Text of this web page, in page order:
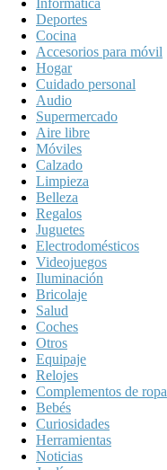
Informática
Deportes
Cocina
Accesorios para móvil
Hogar
Cuidado personal
Audio
Supermercado
Aire libre
Móviles
Calzado
Limpieza
Belleza
Regalos
Juguetes
Electrodomésticos
Videojuegos
Iluminación
Bricolaje
Salud
Coches
Otros
Equipaje
Relojes
Complementos de ropa
Bebés
Curiosidades
Herramientas
Noticias